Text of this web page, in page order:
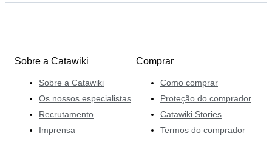
Sobre a Catawiki
Sobre a Catawiki
Os nossos especialistas
Recrutamento
Imprensa
Comprar
Como comprar
Proteção do comprador
Catawiki Stories
Termos do comprador